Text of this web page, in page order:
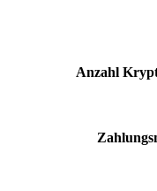
Anzahl